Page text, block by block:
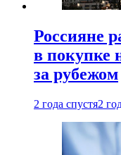
Россияне
в покупке
за рубежом
2 года спустя2